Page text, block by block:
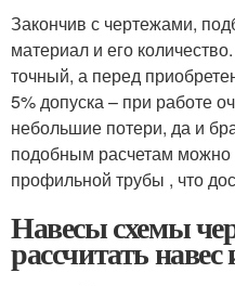
Закончив с чертежами,
материал и его
точный, а перед
5% допуска – при работе
небольшие потери, да и
подобным расчетам можно
профильной трубы , что
Навесы схемы
рассчитать